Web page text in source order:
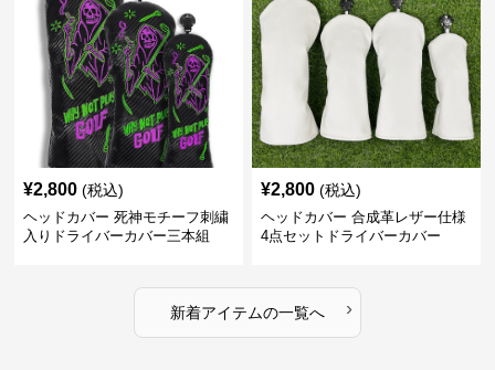
¥2,800 (税込)
ヘッドカバー 死神モチーフ刺繍
入りドライバーカバー三本組
¥2,800 (税込)
ヘッドカバー 合成革レザー仕様
4点セットドライバーカバー
新着アイテムの一覧へ ›